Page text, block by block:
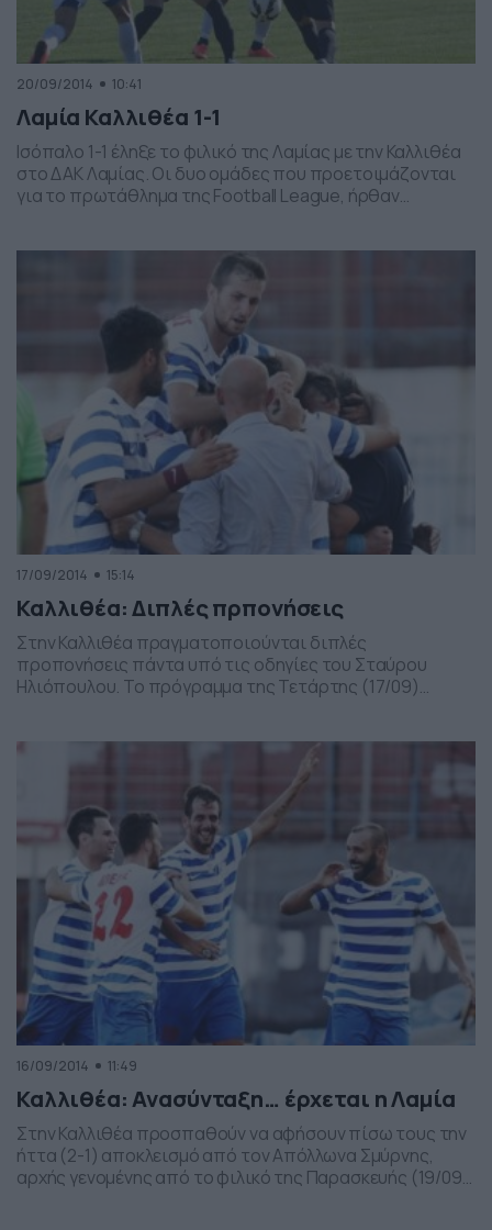
20/09/2014 10:41
Λαμία Καλλιθέα 1-1
Ισόπαλο 1-1 έληξε το φιλικό της Λαμίας με την Καλλιθέα
στο ΔΑΚ Λαμίας. Οι δυο ομάδες που προετοιμάζονται
για το πρωτάθλημα της Football League, ήρθαν
Ηλιόπουλος χρησιμοποίησαν όλους τους παίκτες που
είχαν στη διάθεση τους, ενώ ντεμπούντο για τους
γηπεδούχος […]
17/09/2014 15:14
Καλλιθέα: Διπλές πρπονήσεις
Στην Καλλιθέα πραγματοποιούνται διπλές
προπονήσεις πάντα υπό τις οδηγίες του Σταύρου
Ηλιόπουλου. Το πρόγραμμα της Τετάρτης (17/09)
«κυανόλευκοι» έχουν αφήσει πίσω τους την ήττα από το
Φωστήρα για το Κύπελλο και πλέον στρέφονται στο
πρωτάθλημα, το οποίο αρχίζει σε […]
16/09/2014 11:49
Καλλιθέα: Ανασύνταξη… έρχεται η Λαμία
Στην Καλλιθέα προσπαθούν να αφήσουν πίσω τους την
ήττα (2-1) αποκλεισμό από τον Απόλλωνα Σμύρνης,
αρχής γενομένης από το φιλικό της Παρασκευής (19/09)